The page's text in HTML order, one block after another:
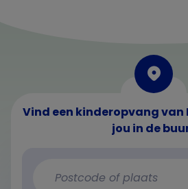
Vind een kinderopvang
jou in de